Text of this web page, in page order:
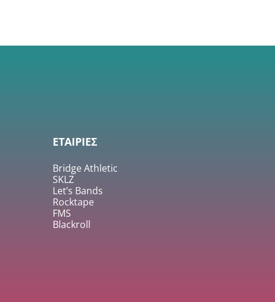
ΕΤΑΙΡΙΕΣ
Bridge Athletic
SKLZ
Let’s Bands
Rocktape
FMS
Blackroll